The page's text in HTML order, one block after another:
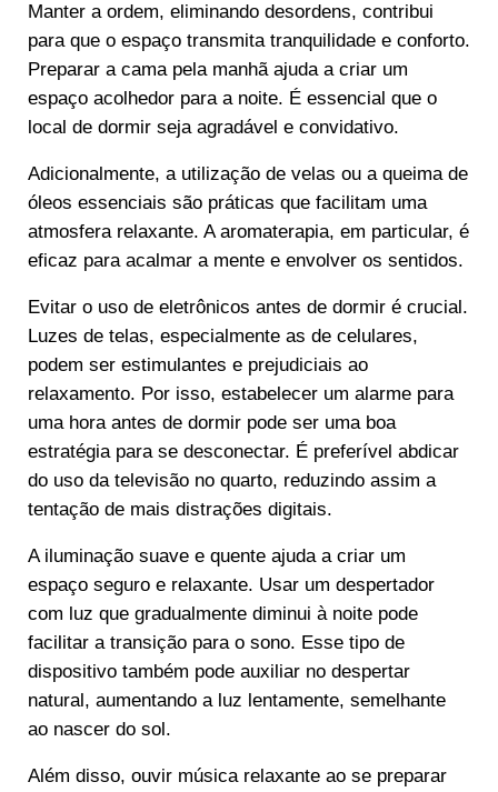
Manter a ordem, eliminando desordens, contribui
para que o espaço transmita tranquilidade e conforto.
Preparar a cama pela manhã ajuda a criar um
espaço acolhedor para a noite. É essencial que o
local de dormir seja agradável e convidativo.
Adicionalmente, a utilização de velas ou a queima de
óleos essenciais são práticas que facilitam uma
atmosfera relaxante. A aromaterapia, em particular, é
eficaz para acalmar a mente e envolver os sentidos.
Evitar o uso de eletrônicos antes de dormir é crucial.
Luzes de telas, especialmente as de celulares,
podem ser estimulantes e prejudiciais ao
relaxamento. Por isso, estabelecer um alarme para
uma hora antes de dormir pode ser uma boa
estratégia para se desconectar. É preferível abdicar
do uso da televisão no quarto, reduzindo assim a
tentação de mais distrações digitais.
A iluminação suave e quente ajuda a criar um
espaço seguro e relaxante. Usar um despertador
com luz que gradualmente diminui à noite pode
facilitar a transição para o sono. Esse tipo de
dispositivo também pode auxiliar no despertar
natural, aumentando a luz lentamente, semelhante
ao nascer do sol.
Além disso, ouvir música relaxante ao se preparar